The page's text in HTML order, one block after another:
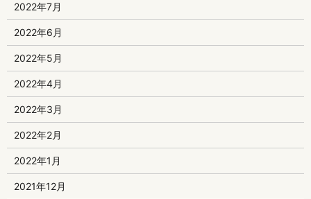
2022年7月
2022年6月
2022年5月
2022年4月
2022年3月
2022年2月
2022年1月
2021年12月